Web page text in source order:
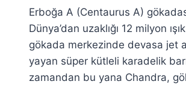
Erboğa A (Centaurus A)
Dünya’dan uzaklığı 12 milyon
gökada merkezinde devasa jet
yayan süper kütleli karadelik
zamandan bu yana Chandra,